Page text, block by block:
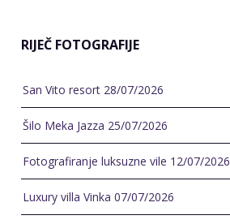
RIJEČ FOTOGRAFIJE
San Vito resort 28/07/2026
Šilo Meka Jazza 25/07/2026
Fotografiranje luksuzne vile 12/07/2026
Luxury villa Vinka 07/07/2026